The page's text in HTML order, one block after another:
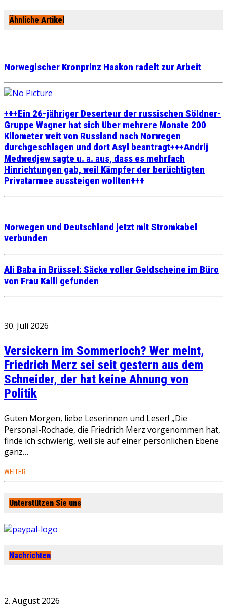
Ähnliche Artikel
Norwegischer Kronprinz Haakon radelt zur Arbeit
+++Ein 26-jähriger Deserteur der russischen Söldner-
Gruppe Wagner hat sich über mehrere Monate 200
Kilometer weit von Russland nach Norwegen
durchgeschlagen und dort Asyl beantragt+++Andrij
Medwedjew sagte u. a. aus, dass es mehrfach
Hinrichtungen gab, weil Kämpfer der berüchtigten
Privatarmee aussteigen wollten+++
Norwegen und Deutschland jetzt mit Stromkabel
verbunden
Ali Baba in Brüssel: Säcke voller Geldscheine im Büro
von Frau Kaili gefunden
30. Juli 2026
Versickern im Sommerloch? Wer meint,
Friedrich Merz sei seit gestern aus dem
Schneider, der hat keine Ahnung von
Politik
Guten Morgen, liebe Leserinnen und Leser! „Die
Personal-Rochade, die Friedrich Merz vorgenommen hat,
finde ich schwierig, weil sie auf einer persönlichen Ebene
ganz…
WEITER
Unterstützen Sie uns
Nachrichten
2. August 2026